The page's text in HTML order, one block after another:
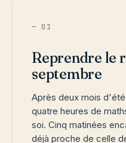
— 01
Reprendre le
septembre
Après deux mois
quatre heures de
soi. Cinq matinées
déjà proche de celle